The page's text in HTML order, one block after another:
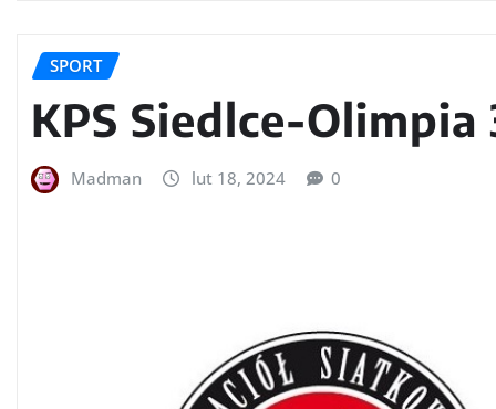
SPORT
KPS Siedlce-Olimpia
Madman lut 18, 2024 0